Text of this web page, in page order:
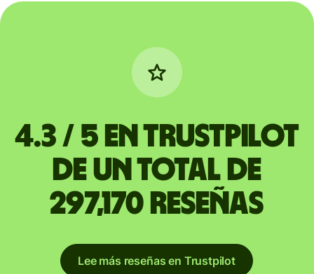
4.3 / 5 en Trustpilot
de un total de
297,170 reseñas
Lee más reseñas en Trustpilot